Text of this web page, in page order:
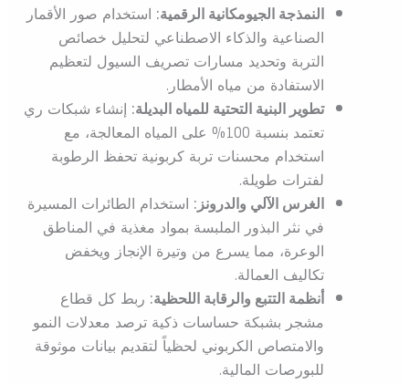
النمذجة الجيومكانية الرقمية:استخدام صور الأقمار
الصناعية والذكاء الاصطناعي لتحليل خصائص
التربة وتحديد مسارات تصريف السيول لتعظيم
الاستفادة من مياه الأمطار.
تطوير البنية التحتية للمياه البديلة:إنشاء شبكات ري
تعتمد بنسبة 100% على المياه المعالجة، مع
استخدام محسنات تربة كربونية تحفظ الرطوبة
لفترات طويلة.
الغرس الآلي والدرونز:استخدام الطائرات المسيرة
في نثر البذور الملبسة بمواد مغذية في المناطق
الوعرة، مما يسرع من وتيرة الإنجاز ويخفض
تكاليف العمالة.
أنظمة التتبع والرقابة اللحظية:ربط كل قطاع
مشجر بشبكة حساسات ذكية ترصد معدلات النمو
والامتصاص الكربوني لحظياً لتقديم بيانات موثوقة
للبورصات المالية.